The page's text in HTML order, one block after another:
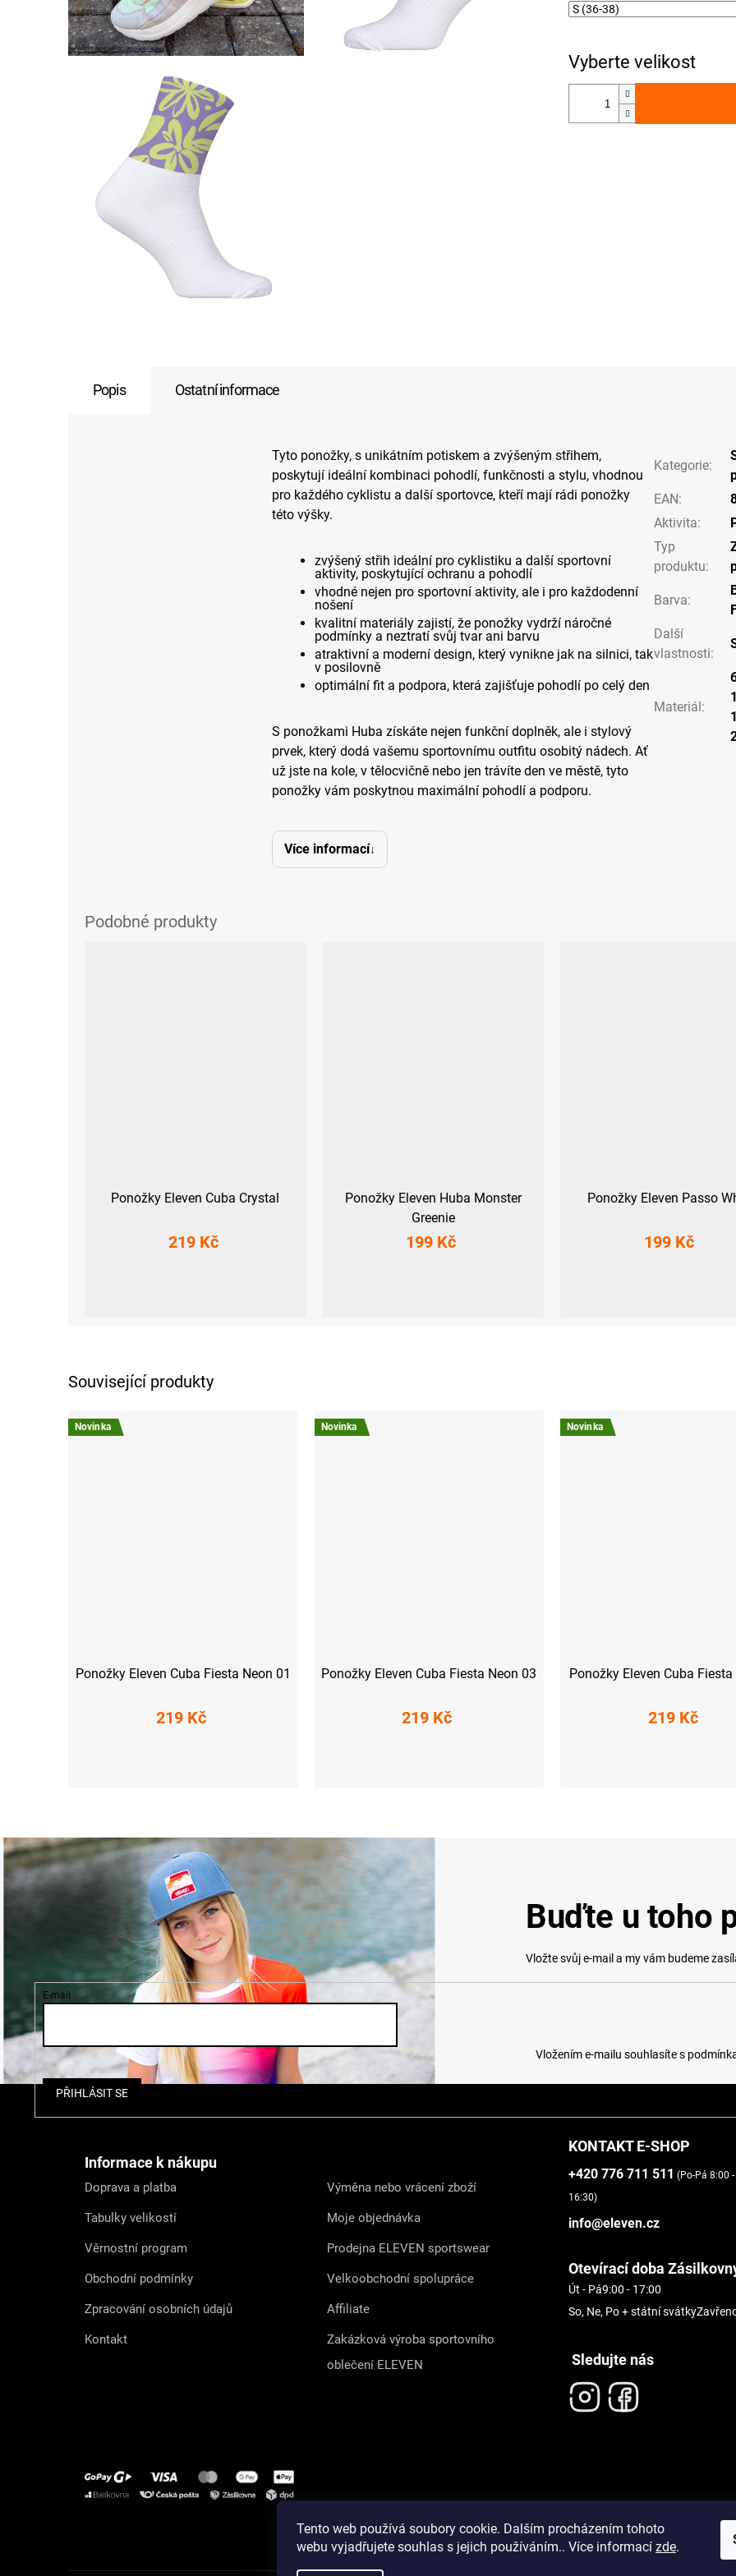
Tento web používá soubory cookie. Dalším procházením tohoto
webu vyjadřujete souhlas s jejich používáním.. Více informací zde.
Související produkty
Novinka
Ponožky Eleven Cuba Fiesta Neon 01
219 Kč
Novinka
Ponožky Eleven Cuba Fiesta Neon 03
219 Kč
Novinka
Ponožky Eleven Cuba
219 Kč
Popis Ostatní informace
Tyto ponožky, s unikátním potiskem a zvýšeným střihem,
poskytují ideální kombinaci pohodlí, funkčnosti a stylu, vhodnou
pro každého cyklistu a další sportovce, kteří mají rádi ponožky
této výšky.
zvýšený střih ideální pro cyklistiku a další sportovní
aktivity, poskytující ochranu a pohodlí
vhodné nejen pro sportovní aktivity, ale i pro každodenní
nošení
kvalitní materiály zajistí, že ponožky vydrží náročné
podmínky a neztratí svůj tvar ani barvu
atraktivní a moderní design, který vynikne jak na silnici, tak
v posilovně
optimální fit a podpora, která zajišťuje pohodlí po celý den
S ponožkami Huba získáte nejen funkční doplněk, ale i stylový
prvek, který dodá vašemu sportovnímu outfitu osobitý nádech. Ať
už jste na kole, v tělocvičně nebo jen trávíte den ve městě, tyto
ponožky vám poskytnou maximální pohodlí a podporu.
Více informací
Kategorie:
EAN:
Aktivita:
Typ
produktu:
Barva:
Další
vlastnosti:
Materiál :
Ponožky Eleven Cuba Crystal
219 Kč
Ponožky Eleven Huba Monster
Greenie
199 Kč
Ponožky Eleven Passo
199 Kč
Buďte u toho
Vložte svůj e-mail a my vám budeme
E-mail
Vložením e-mailu souhlasíte s
PŘIHLÁSIT SE
Informace k nákupu
Doprava a platba
Tabulky velikostí
Věrnostní program
Obchodní podmínky
Zpracování osobních údajů
Kontakt
Výměna nebo vrácení zboží
Moje objednávka
Prodejna ELEVEN sportswear
Velkoobchodní spolupráce
Affiliate
Zakázková výroba sportovního
oblečení ELEVEN
KONTAKT E-SHOP
+420 776 711 511 (Po-Pá 8:00 -
16:30)
info@eleven.cz
Otevírací doba
Út - Pá9:00 - 17:00
So, Ne, Po + státní svátky
Sledujte nás